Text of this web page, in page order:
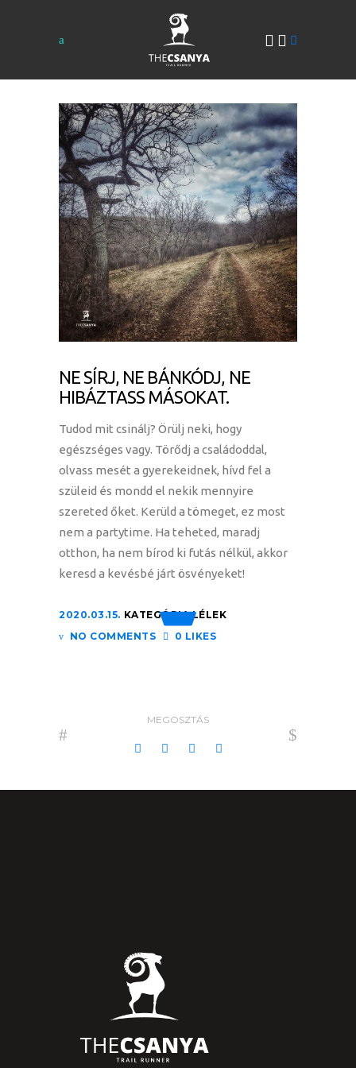
NE SÍRJ, NE BÁNKÓDJ, NE
HIBÁZTASS MÁSOKAT.
Tudod mit csinálj? Örülj neki, hogy
egészséges vagy. Törődj a családoddal,
olvass mesét a gyerekeidnek, hívd fel a
szüleid és mondd el nekik mennyire
szereted őket. Kerüld a tömeget, ez most
nem a partytime. Ha teheted, maradj
otthon, ha nem bírod ki futás nélkül, akkor
keresd a kevésbé járt ösvényeket!
2020.03.15. KATEGÓRIA:LÉLEK
NO COMMENTS
0 LIKES
MEGOSZTÁS